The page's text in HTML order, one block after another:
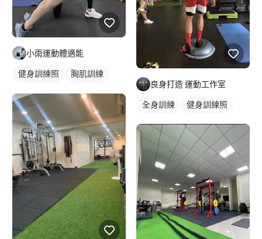
小雨運動體適能
健身訓練照
胸肌訓練
女健身教練
健身上課照
良身打造 運動工作室
全身訓練 健身訓練照